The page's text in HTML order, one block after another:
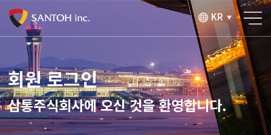
KR ▼
회원 로그인
삼통주식회사에 오신 것을 환영합니다.